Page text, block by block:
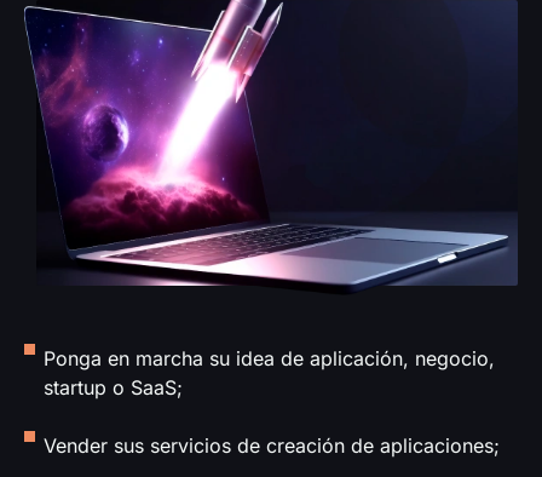
Ponga en marcha su idea de aplicación, negocio,
startup o SaaS;
Vender sus servicios de creación de aplicaciones;